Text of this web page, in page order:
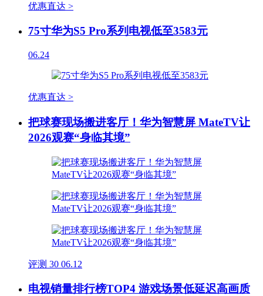
优惠直达 >
75寸华为S5 Pro系列电视低至3583元
06.24
优惠直达 >
把球赛现场搬进客厅！华为智慧屏 MateTV让
2026观赛“身临其境”
评测 30 06.12
电视销量排行榜TOP4 游戏场景低延迟高画质